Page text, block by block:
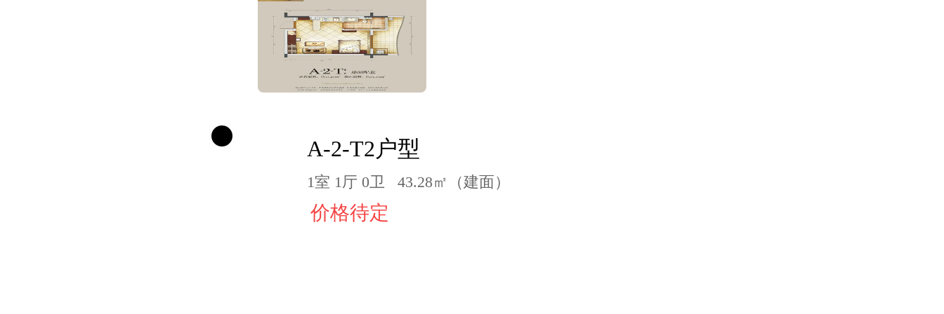
A-2-T2户型
1室 1厅 0卫 43.28㎡（建面）
价格待定